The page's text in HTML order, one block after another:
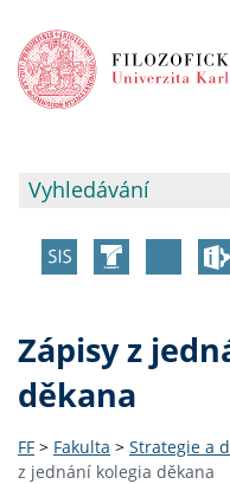
Zápisy z
děkana
FF > Fakulta > Strategie a
z jednání kolegia děkana